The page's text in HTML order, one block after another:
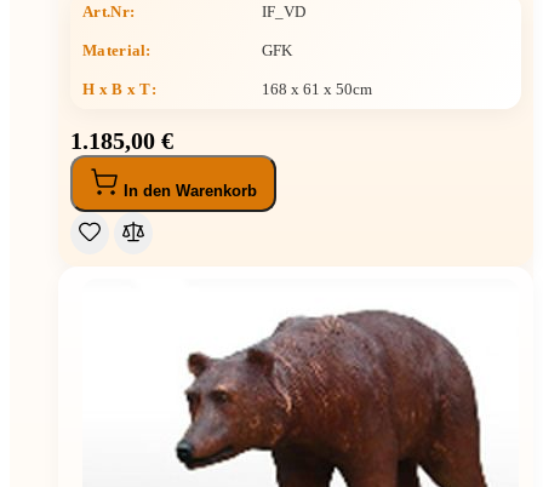
Art.Nr: IF_VD
Material: GFK
H x B x T: 168 x 61 x 50cm
1.185,00 €
In den Warenkorb